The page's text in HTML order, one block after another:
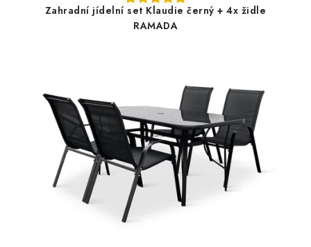
Zahradní jídelní set Klaudie černý + 4x židle
RAMADA